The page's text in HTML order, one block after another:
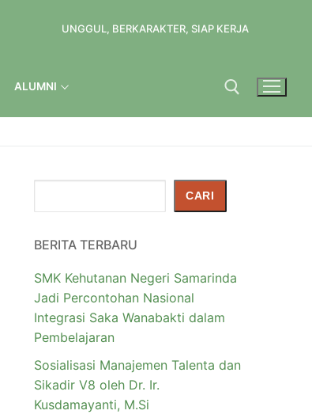
UNGGUL, BERKARAKTER, SIAP KERJA
ALUMNI
CARI
BERITA TERBARU
SMK Kehutanan Negeri Samarinda
Jadi Percontohan Nasional
Integrasi Saka Wanabakti dalam
Pembelajaran
Sosialisasi Manajemen Talenta dan
Sikadir V8 oleh Dr. Ir.
Kusdamayanti, M.Si